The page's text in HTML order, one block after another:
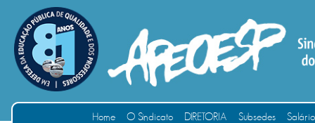
Home O Sindicato DIRETORIA Subsedes